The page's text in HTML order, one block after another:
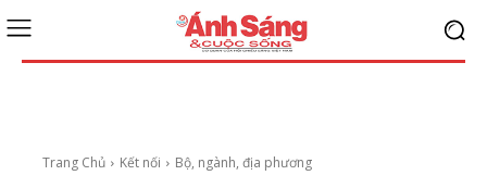
Trang Chủ Kết nối Bộ, ngành, địa phương